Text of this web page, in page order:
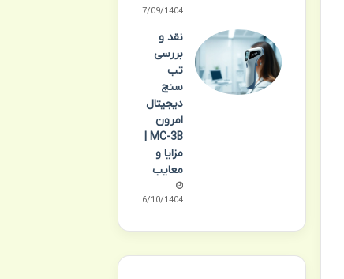
17/09/1404
نقد و
بررسی
تب
سنج
دیجیتال
امرون
MC-3B |
مزایا و
معایب
06/10/1404